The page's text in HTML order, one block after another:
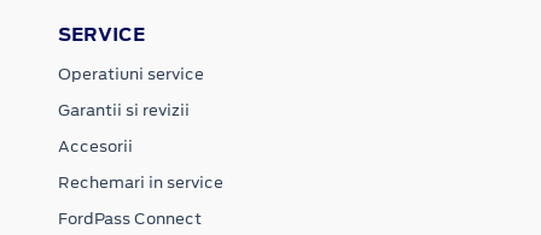
SERVICE
Operatiuni service
Garantii si revizii
Accesorii
Rechemari in service
FordPass Connect